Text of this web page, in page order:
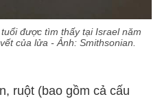
được tìm thấy tại Israel năm
của lửa - Ảnh: Smithsonian.
ruột (bao gồm cả cấu